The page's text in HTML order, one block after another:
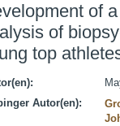
of
of
top
Autor(en):